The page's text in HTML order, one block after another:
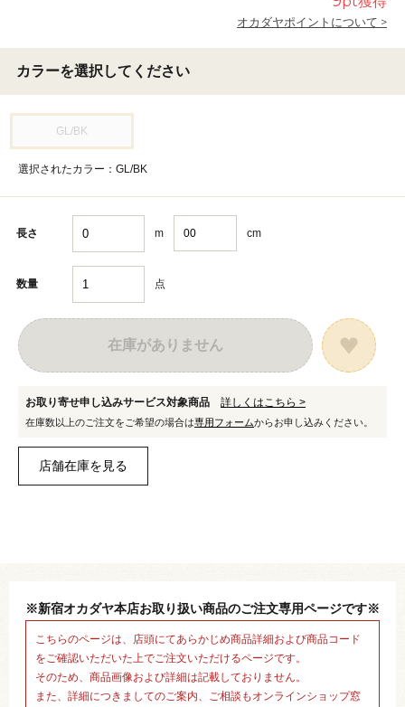
オカダヤポイントについて >
カラーを選択してください
GL/BK
選択されたカラー：GL/BK
長さ m cm
数量 点
在庫がありません
お取り寄せ申し込みサービス対象商品 詳しくはこちら >
在庫数以上のご注文をご希望の場合は専用フォームからお申し込みください。
※新宿オカダヤ本店お取り扱い商品のご注文専用ページです※
こちらのページは、店頭にてあらかじめ商品詳細および商品コード
をご確認いただいた上でご注文いただけるページです。
そのため、商品画像および詳細は記載しておりません。
また、詳細につきましてのご案内、ご相談もオンラインショップ窓